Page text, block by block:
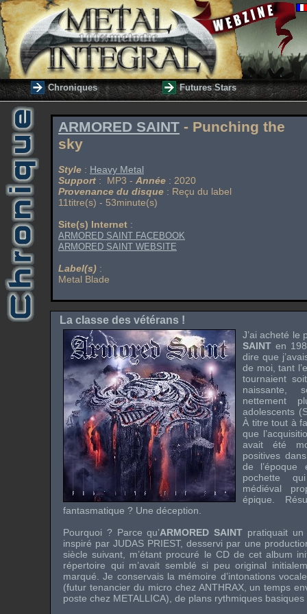
Chroniques Futures Stars
ARMORED SAINT - Punching the
sky
Style : Heavy Metal
Support : MP3 - Année : 2020
Provenance du disque : Reçu du label
11titre(s) - 53minute(s)
Site(s) Internet :
ARMORED SAINT FACEBOOK
ARMORED SAINT WEBSITE
Label(s) :
Metal Blade
La classe des vétérans !
J’ai acheté le
SAINT en
dire que
de moi, tant
tournaient
naissante,
nettement
adolescents
À titre tout à
que
avait été
positives
de
pochette
médiéval
épique.
fantasmatique ? Une déception.
Pourquoi ? Parce qu’ARMORED SAINT pratiquait un
inspiré parJUDAS PRIEST, desservi par une
siècle suivant, m’étant procuré le CD de cet album
répertoire qui m’avait semblé si peu original
marqué. Je conservais la mémoire d’intonations
(futur tenancier du micro chez ANTHRAX, un temps
poste chez METALLICA), de plans rythmiques